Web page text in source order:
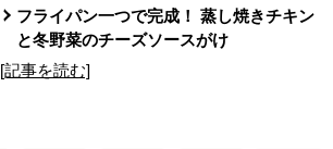
フライパン一つで完成！ 蒸し焼きチキン
と冬野菜のチーズソースがけ
[記事を読む]